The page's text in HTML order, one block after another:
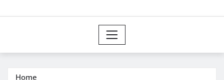
Home